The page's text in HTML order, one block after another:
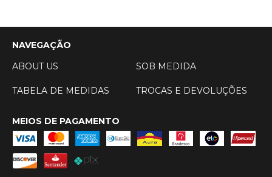
NAVEGAÇÃO
ABOUT US
SOB MEDIDA
TABELA DE MEDIDAS TROCAS E DEVOLUÇÕES
MEIOS DE PAGAMENTO